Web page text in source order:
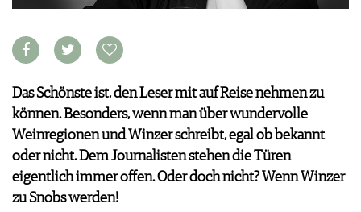
MEDIATHEK
VIDEOS
BILDSTRECKEN
BÜCHER
NEWS
WEINWIRTSCHAFT
WEINSZENE
PORTRAITS
VINOPHILES
ARCHIV
ANMELDEN
AWARDS
GEWINNSPIELE
Das Schönste ist, den Leser mit auf Reise nehmen zu
können. Besonders, wenn man über wundervolle
Weinregionen und Winzer schreibt, egal ob bekannt
oder nicht. Dem Journalisten stehen die Türen
eigentlich immer offen. Oder doch nicht? Wenn Winzer
zu Snobs werden!